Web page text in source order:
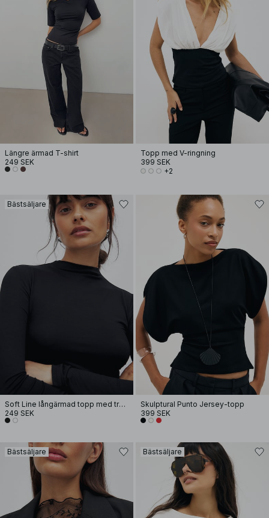
Längre ärmad T-shirt
249 SEK
Topp med V-ringning
399 SEK
+2
Bästsäljare
Soft Line långärmad topp med tratthals
249 SEK
Skulptural Punto Jersey-topp
399 SEK
Bästsäljare Bästsäljare